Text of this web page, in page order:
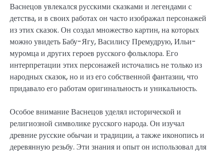
Васнецов увлекался русскими сказками и легендами с
детства, и в своих работах он часто изображал персонажей
из этих сказок. Он создал множество картин, на которых
можно увидеть Бабу-Ягу, Василису Премудрую, Ильи-
муромца и других героев русского фольклора. Его
интерпретации этих персонажей источались не только из
народных сказок, но и из его собственной фантазии, что
придавало его работам оригинальность и уникальность.
Особое внимание Васнецов уделял исторической и
религиозной символике русского народа. Он изучал
древние русские обычаи и традиции, а также иконопись и
деревянную резьбу. Эти знания и опыт он использовал для